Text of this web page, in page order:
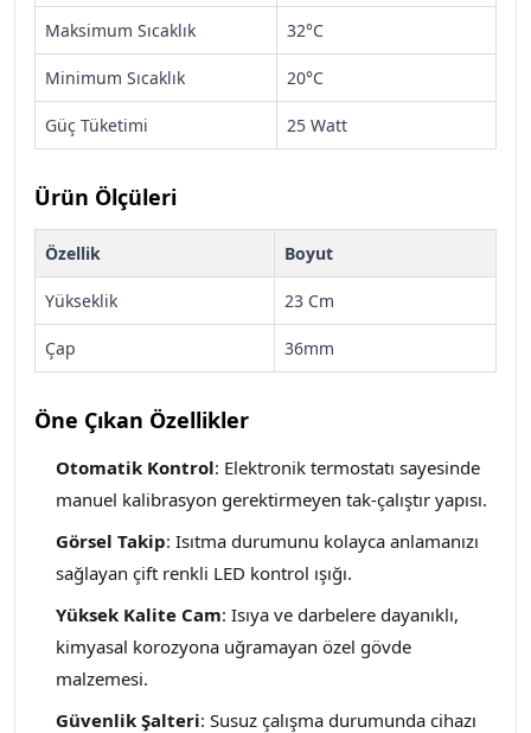
Maksimum Sıcaklık 32°C
Minimum Sıcaklık 20°C
Güç Tüketimi 25 Watt
Ürün Ölçüleri
Özellik Boyut
Yükseklik 23 Cm
Çap 36mm
Öne Çıkan Özellikler
Otomatik Kontrol: Elektronik termostatı sayesinde
manuel kalibrasyon gerektirmeyen tak-çalıştır yapısı.
Görsel Takip: Isıtma durumunu kolayca anlamanızı
sağlayan çift renkli LED kontrol ışığı.
Yüksek Kalite Cam: Isıya ve darbelere dayanıklı,
kimyasal korozyona uğramayan özel gövde
malzemesi.
Güvenlik Şalteri: Susuz çalışma durumunda cihazı